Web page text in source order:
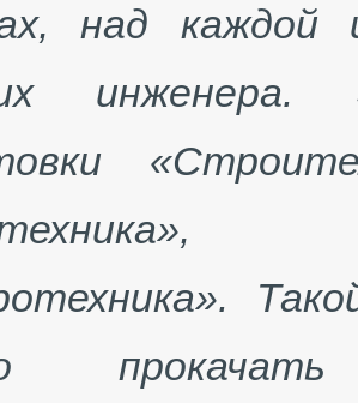
над каждой
инженера.